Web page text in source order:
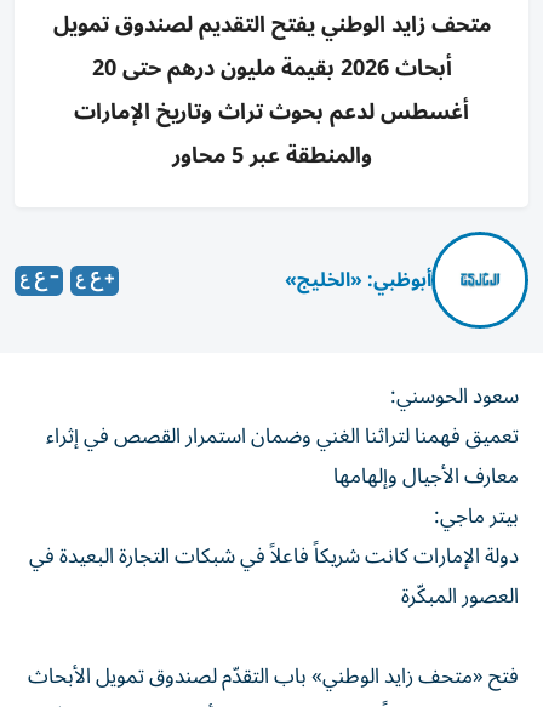
متحف زايد الوطني يفتح التقديم لصندوق تمويل
أبحاث 2026 بقيمة مليون درهم حتى 20
أغسطس لدعم بحوث تراث وتاريخ الإمارات
والمنطقة عبر 5 محاور
أبوظبي: «الخليج»
سعود الحوسني:
تعميق فهمنا لتراثنا الغني وضمان استمرار القصص في إثراء
معارف الأجيال وإلهامها
بيتر ماجي:
دولة الإمارات كانت شريكاً فاعلاً في شبكات التجارة البعيدة في
العصور المبكّرة
فتح «متحف زايد الوطني» باب التقدّم لصندوق تمويل الأبحاث